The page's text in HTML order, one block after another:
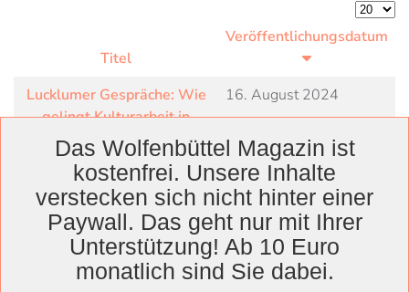
Titel
Veröffentlichungsdatum
Lucklumer Gespräche: Wie
gelingt Kulturarbeit in
ländlichen Räumen?
16. August 2024
WolfenbüttelLandkreis
Das Wolfenbüttel Magazin ist
kostenfrei. Unsere Inhalte
verstecken sich nicht hinter einer
Paywall. Das geht nur mit Ihrer
Unterstützung! Ab 10 Euro
monatlich sind Sie dabei.